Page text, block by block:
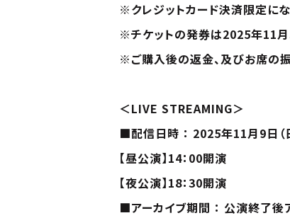
※クレジットカード決済限定にな
※チケットの発券は2025年11月5
※ご購入後の返金、及びお席の振
＜LIVE STREAMING＞
■配信日時 ： 2025年11月9日（
【昼公演】14：00開演
【夜公演】18：30開演
■アーカイブ期間 ： 公演終了後